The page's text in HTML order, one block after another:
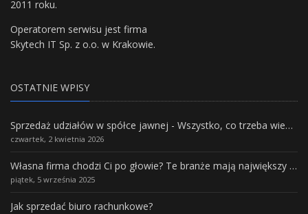
2011 roku.
Operatorem serwisu jest firma
Skytech IT Sp. z o.o. w Krakowie.
OSTATNIE WPISY
Sprzedaż udziałów w spółce jawnej - Wszystko, co trzeba wiedzieć.
czwartek, 2 kwietnia 2026
Własna firma chodzi Ci po głowie? Te branże mają największy potencjał rozwoju
piątek, 5 września 2025
Jak sprzedać biuro rachunkowe?